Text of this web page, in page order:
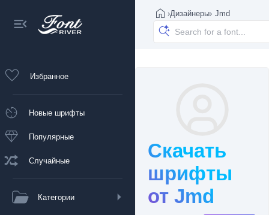
Избранное
Новые шрифты
Популярные
Случайные
Категории
›Дизайнеры› Jmd
Скачать
шрифты
от Jmd